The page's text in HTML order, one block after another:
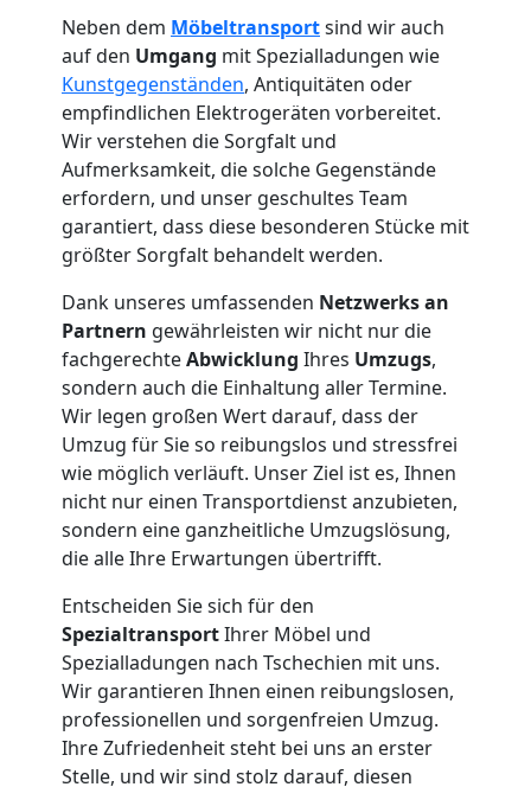
Neben dem Möbeltransportsind wir auch
auf den Umgang mit Spezialladungen wie
Kunstgegenständen, Antiquitäten oder
empfindlichen Elektrogeräten vorbereitet.
Wir verstehen die Sorgfalt und
Aufmerksamkeit, die solche Gegenstände
erfordern, und unser geschultes Team
garantiert, dass diese besonderen Stücke mit
größter Sorgfalt behandelt werden.
Dank unseres umfassenden Netzwerks an
Partnern gewährleisten wir nicht nur die
fachgerechteAbwicklung Ihres Umzugs,
sondern auch die Einhaltung aller Termine.
Wir legen großen Wert darauf, dass der
Umzug für Sie so reibungslos und stressfrei
wie möglich verläuft. Unser Ziel ist es, Ihnen
nicht nur einen Transportdienst anzubieten,
sondern eine ganzheitliche Umzugslösung,
die alle Ihre Erwartungen übertrifft.
Entscheiden Sie sich für den
SpezialtransportIhrer Möbel und
Spezialladungen nach Tschechien mit uns.
Wir garantieren Ihnen einen reibungslosen,
professionellen und sorgenfreien Umzug.
Ihre Zufriedenheit steht bei uns an erster
Stelle, und wir sind stolz darauf, diesen
Firmenumzug
Wiener
Neustadt
Büroumzug
Wiener
Neustadt
Expressumzug
Wiener
Neustadt
Tragehilfe
Wiener